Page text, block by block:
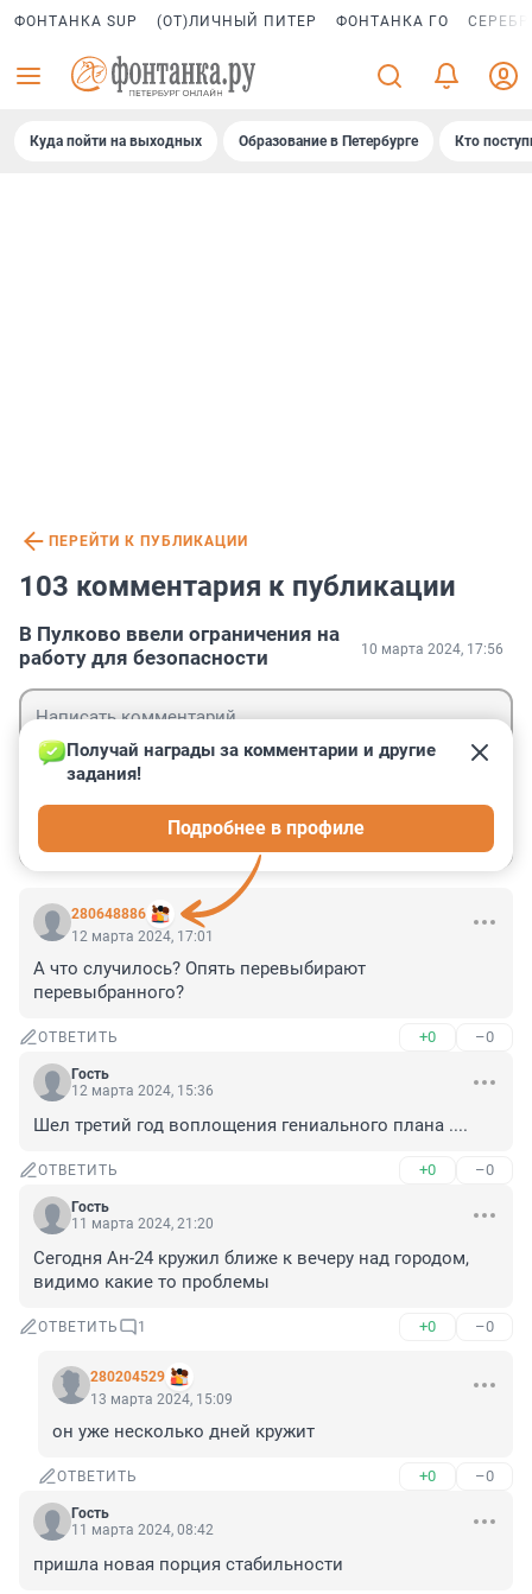
ФОНТАНКА SUP (ОТ)ЛИЧНЫЙ ПИТЕР ФОНТАНКА ГО
Куда пойти на выходных Образование в Петербурге Кто
ПЕРЕЙТИ К ПУБЛИКАЦИИ
103 комментария к публикации
В Пулково ввели ограничения на
работу для безопасности
10 марта 2024, 17:56
280648886
Получай награды за комментарии и другие
задания!
Подробнее в профиле
12 марта 2024, 17:01
А что случилось? Опять перевыбирают
перевыбранного?
ОТВЕТИТЬ +0 –0
Гость
12 марта 2024, 15:36
Шел третий год воплощения гениального плана ....
ОТВЕТИТЬ +0 –0
Гость
11 марта 2024, 21:20
Сегодня Ан-24 кружил ближе к вечеру над городом,
видимо какие то проблемы
ОТВЕТИТЬ 1 +0 –0
280204529
13 марта 2024, 15:09
он уже несколько дней кружит
ОТВЕТИТЬ +0 –0
Гость
11 марта 2024, 08:42
пришла новая порция стабильности